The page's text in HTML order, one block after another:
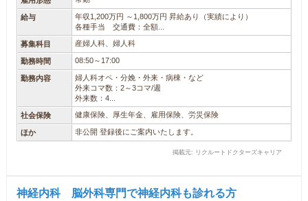
給与
年収1,200万円 ～1,800万円 昇給あり（実績により）
各種手当 交通費：全額...
募集科目 産婦人科、婦人科
勤務時間 08:50～17:00
勤務内容
婦人科オペ・分娩・外来・病棟・など
外来コマ数：2～3コマ/週
外来数：4...
社会保険 健康保険、厚生年金、雇用保険、労災保険
ほか 非公開 登録後にご案内いたします。
掲載元: リクルートドクターズキャリア
神経内科 脳外科専門で神経内科も診れる方